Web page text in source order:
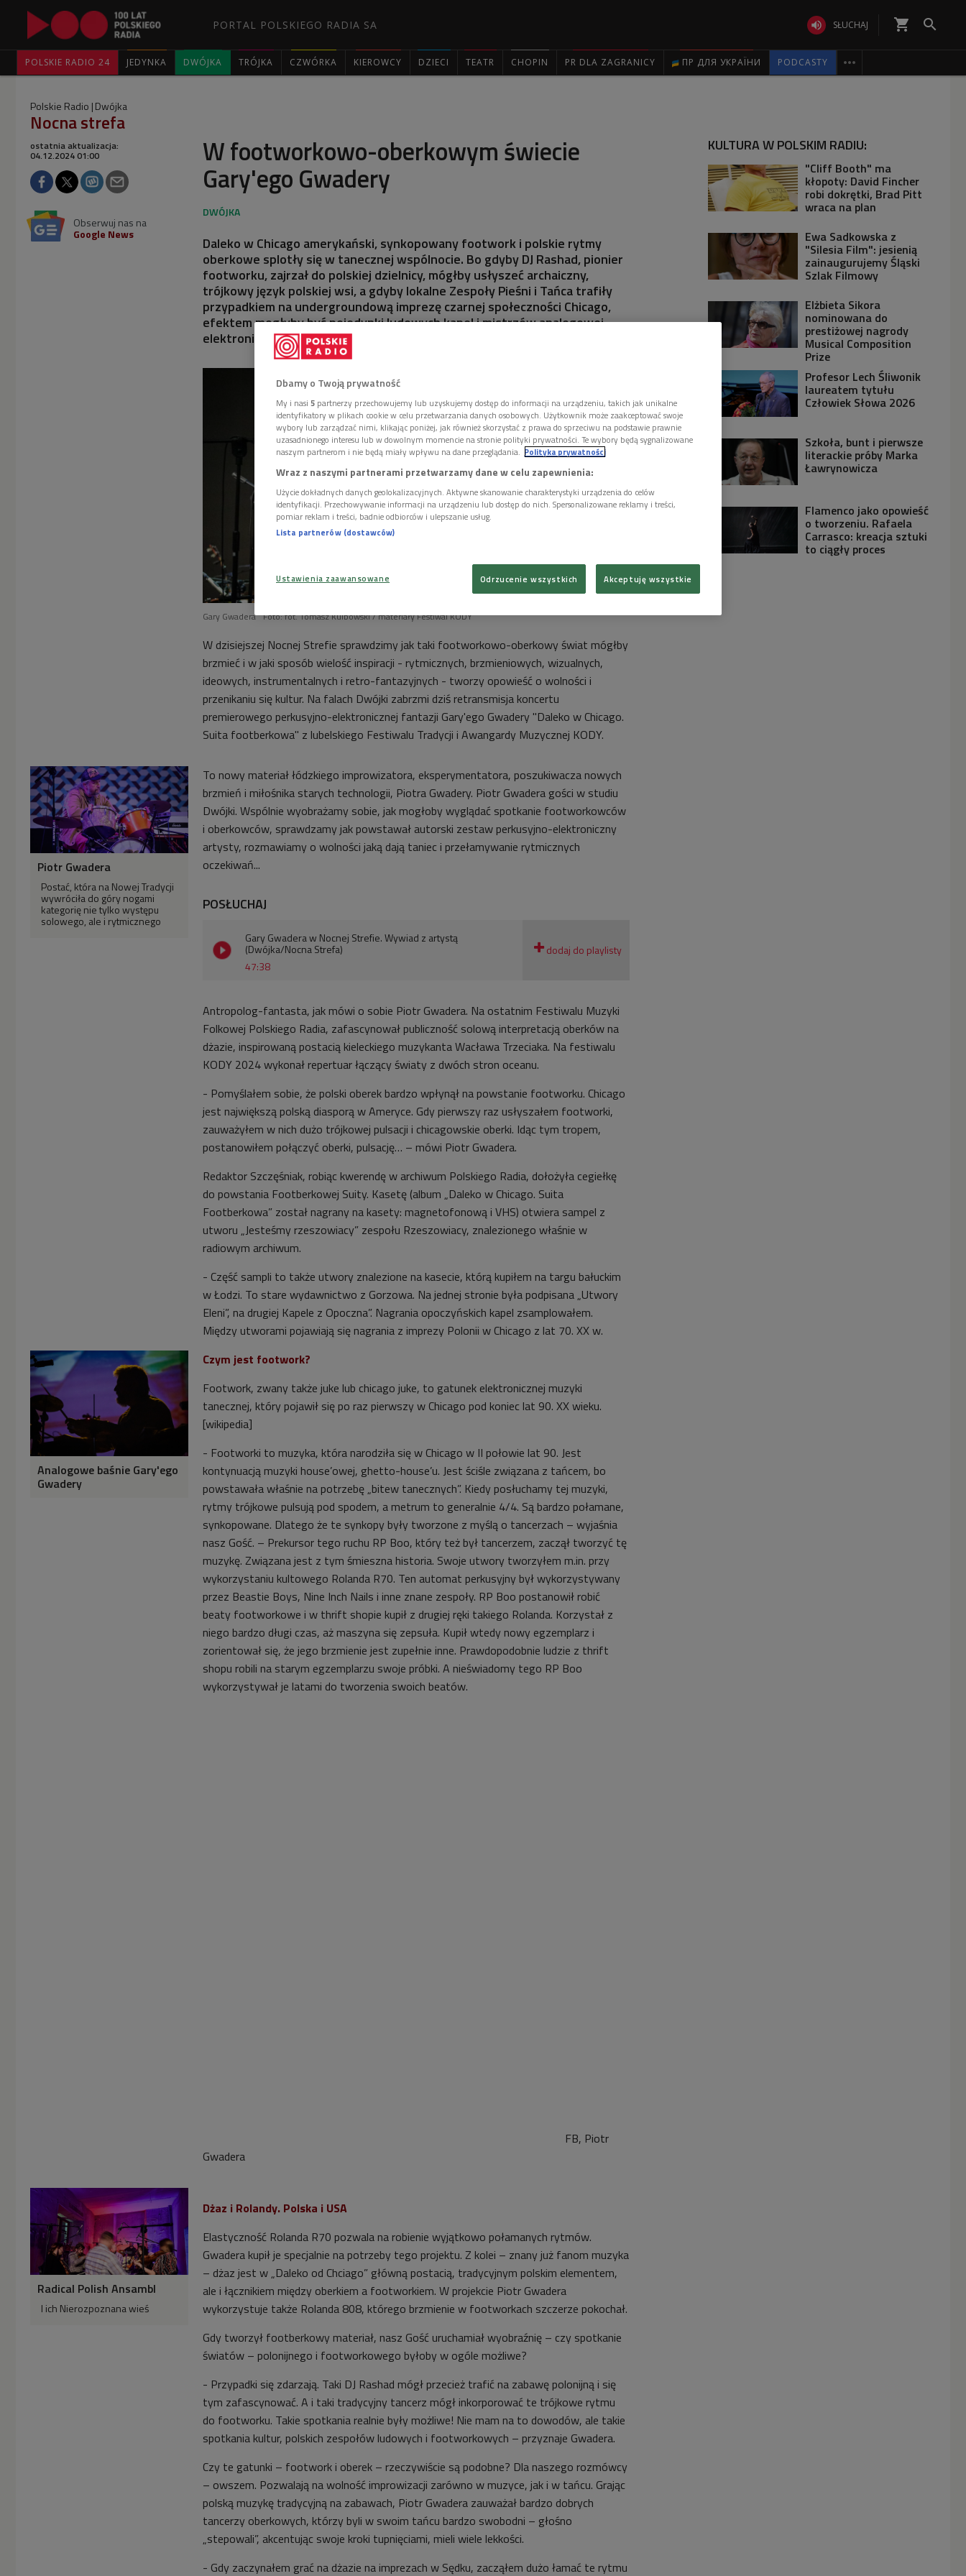
PORTAL POLSKIEGO RADIA SA  SŁUCHAJ shopping_cart 
POLSKIE RADIO 24 JEDYNKA DWÓJKA TRÓJKA CZWÓRKA KIEROWCY DZIECI TEATR CHOPIN PR DLA ZAGRANICY ПР ДЛЯ УКРАЇНИ PODCASTY 
Polskie Radio Dwójka
Nocna strefa
W footworkowo-oberkowym świecie
Gary'ego Gwadery
ostatnia aktualizacja:
04.12.2024 01:00
Obserwuj nas na
Google News
Daleko w Chicago amerykański, synkopowany footwork i polskie rytmy
oberkowe splotły się w tanecznej wspólnocie. Bo gdyby DJ Rashad, pionier
footworku, zajrzał do polskiej dzielnicy, mógłby usłyszeć archaiczny,
trójkowy język polskiej wsi, a gdyby lokalne Zespoły Pieśni i Tańca trafiły
przypadkiem na undergroundową imprezę czarnej społeczności Chicago,
efektem mogłyby być pojedynki ludowych kapel i mistrzów analogowej
elektroniki.
Gary Gwadera Foto: fot. Tomasz Kulbowski / materiały Festiwal KODY
W dzisiejszej Nocnej Strefie sprawdzimy jak taki footworkowo-oberkowy świat mógłby
brzmieć i w jaki sposób wielość inspiracji - rytmicznych, brzmieniowych, wizualnych,
ideowych, instrumentalnych i retro-fantazyjnych - tworzy opowieść o wolności i
przenikaniu się kultur. Na falach Dwójki zabrzmi dziś retransmisja koncertu
premierowego perkusyjno-elektronicznej fantazji Gary'ego Gwadery "Daleko w Chicago.
Suita footberkowa" z lubelskiego Festiwalu Tradycji i Awangardy Muzycznej KODY.
Piotr Gwadera
Postać, która na Nowej Tradycji
wywróciła do góry nogami
kategorię nie tylko występu
solowego, ale i rytmicznego
To nowy materiał łódzkiego improwizatora, eksperymentatora, poszukiwacza nowych
brzmień i miłośnika starych technologii, Piotra Gwadery. Piotr Gwadera gości w studiu
Dwójki. Wspólnie wyobrażamy sobie, jak mogłoby wyglądać spotkanie footworkowców
i oberkowców, sprawdzamy jak powstawał autorski zestaw perkusyjno-elektroniczny
artysty, rozmawiamy o wolności jaką dają taniec i przełamywanie rytmicznych
oczekiwań...
POSŁUCHAJ
47:38
Gary Gwadera w Nocnej Strefie. Wywiad z artystą
(Dwójka/Nocna Strefa)
Antropolog-fantasta, jak mówi o sobie Piotr Gwadera. Na ostatnim Festiwalu Muzyki
Folkowej Polskiego Radia, zafascynował publiczność solową interpretacją oberków na
dżazie, inspirowaną postacią kieleckiego muzykanta Wacława Trzeciaka. Na festiwalu
KODY 2024 wykonał repertuar łączący światy z dwóch stron oceanu.
- Pomyślałem sobie, że polski oberek bardzo wpłynął na powstanie footworku. Chicago
jest największą polską diasporą w Ameryce. Gdy pierwszy raz usłyszałem footworki,
zauważyłem w nich dużo trójkowej pulsacji i chicagowskie oberki. Idąc tym tropem,
postanowiłem połączyć oberki, pulsację… – mówi Piotr Gwadera.
Redaktor Szczęśniak, robiąc kwerendę w archiwum Polskiego Radia, dołożyła cegiełkę
do powstania Footberkowej Suity. Kasetę (album „Daleko w Chicago. Suita
Footberkowa” został nagrany na kasety: magnetofonową i VHS) otwiera sampel z
utworu „Jesteśmy rzeszowiacy” zespołu Rzeszowiacy, znalezionego właśnie w
radiowym archiwum.
- Część sampli to także utwory znalezione na kasecie, którą kupiłem na targu bałuckim
w Łodzi. To stare wydawnictwo z Gorzowa. Na jednej stronie była podpisana „Utwory
Eleni”, na drugiej Kapele z Opoczna”. Nagrania opoczyńskich kapel zsamplowałem.
Między utworami pojawiają się nagrania z imprezy Polonii w Chicago z lat 70. XX w.
Analogowe baśnie Gary'ego
Gwadery
Czym jest footwork?
Footwork, zwany także juke lub chicago juke, to gatunek elektronicznej muzyki
tanecznej, który pojawił się po raz pierwszy w Chicago pod koniec lat 90. XX wieku.
[wikipedia]
- Footworki to muzyka, która narodziła się w Chicago w II połowie lat 90. Jest
kontynuacją muzyki house’owej, ghetto-house’u. Jest ściśle związana z tańcem, bo
powstawała właśnie na potrzebę „bitew tanecznych”. Kiedy posłuchamy tej muzyki,
rytmy trójkowe pulsują pod spodem, a metrum to generalnie 4/4. Są bardzo połamane,
synkopowane. Dlatego że te synkopy były tworzone z myślą o tancerzach – wyjaśnia
nasz Gość. – Prekursor tego ruchu RP Boo, który też był tancerzem, zaczął tworzyć tę
muzykę. Związana jest z tym śmieszna historia. Swoje utwory tworzyłem m.in. przy
wykorzystaniu kultowego Rolanda R70. Ten automat perkusyjny był wykorzystywany
przez Beastie Boys, Nine Inch Nails i inne znane zespoły. RP Boo postanowił robić
beaty footworkowe i w thrift shopie kupił z drugiej ręki takiego Rolanda. Korzystał z
niego bardzo długi czas, aż maszyna się zepsuła. Kupił wtedy nowy egzemplarz i
zorientował się, że jego brzmienie jest zupełnie inne. Prawdopodobnie ludzie z thrift
shopu robili na starym egzemplarzu swoje próbki. A nieświadomy tego RP Boo
wykorzystywał je latami do tworzenia swoich beatów.
FB, Piotr
Gwadera
Radical Polish Ansambl
I ich Nierozpoznana wieś
Dżaz i Rolandy. Polska i USA
Elastyczność Rolanda R70 pozwala na robienie wyjątkowo połamanych rytmów.
Gwadera kupił je specjalnie na potrzeby tego projektu. Z kolei – znany już fanom muzyka
– dżaz jest w „Daleko od Chciago” główną postacią, tradycyjnym polskim elementem,
ale i łącznikiem między oberkiem a footworkiem. W projekcie Piotr Gwadera
wykorzystuje także Rolanda 808, którego brzmienie w footworkach szczerze pokochał.
Gdy tworzył footberkowy materiał, nasz Gość uruchamiał wyobraźnię – czy spotkanie
światów – polonijnego i footworkowego byłoby w ogóle możliwe?
- Przypadki się zdarzają. Taki DJ Rashad mógł przecież trafić na zabawę polonijną i się
tym zafascynować. A i taki tradycyjny tancerz mógł inkorporować te trójkowe rytmu
do footworku. Takie spotkania realnie były możliwe! Nie mam na to dowodów, ale takie
spotkania kultur, polskich zespołów ludowych i footworkowych – przyznaje Gwadera.
Czy te gatunki – footwork i oberek – rzeczywiście są podobne? Dla naszego rozmówcy
– owszem. Pozwalają na wolność improwizacji zarówno w muzyce, jak i w tańcu. Grając
polską muzykę tradycyjną na zabawach, Piotr Gwadera zauważał bardzo dobrych
tancerzy oberkowych, którzy byli w swoim tańcu bardzo swobodni – głośno
„stepowali”, akcentując swoje kroki tupnięciami, mieli wiele lekkości.
- Gdy zaczynałem grać na dżazie na imprezach w Sędku, zacząłem dużo łamać te rytmu
KULTURA W POLSKIM RADIU:
"Cliff Booth" ma
kłopoty: David Fincher
robi dokrętki, Brad Pitt
wraca na plan
Ewa Sadkowska z
"Silesia Film": jesienią
zainaugurujemy Śląski
Szlak Filmowy
Elżbieta Sikora
nominowana do
prestiżowej nagrody
Musical Composition
Prize
Profesor Lech Śliwonik
laureatem tytułu
Człowiek Słowa 2026
Szkoła, bunt i pierwsze
literackie próby Marka
Ławrynowicza
Flamenco jako opowieść
o tworzeniu. Rafaela
Carrasco: kreacja sztuki
to ciągły proces
Dbamy o Twoją prywatność
My i nasi 5 partnerzy przechowujemy lub uzyskujemy dostęp do informacji na urządzeniu, takich jak unikalne
identyfikatory w plikach cookie w celu przetwarzania danych osobowych. Użytkownik może zaakceptować swoje
wybory lub zarządzać nimi, klikając poniżej, jak również skorzystać z prawa do sprzeciwu na podstawie prawnie
uzasadnionego interesu lub w dowolnym momencie na stronie polityki prywatności. Te wybory będą sygnalizowane
naszym partnerom i nie będą miały wpływu na dane przeglądania. Polityka prywatności
Wraz z naszymi partnerami przetwarzamy dane w celu zapewnienia:
Użycie dokładnych danych geolokalizacyjnych. Aktywne skanowanie charakterystyki urządzenia do celów
identyfikacji. Przechowywanie informacji na urządzeniu lub dostęp do nich. Spersonalizowane reklamy i treści,
pomiar reklam i treści, badnie odbiorców i ulepszanie usług.
Lista partnerów (dostawców)
Ustawienia zaawansowane Odrzucenie wszystkich Akceptuję wszystkie